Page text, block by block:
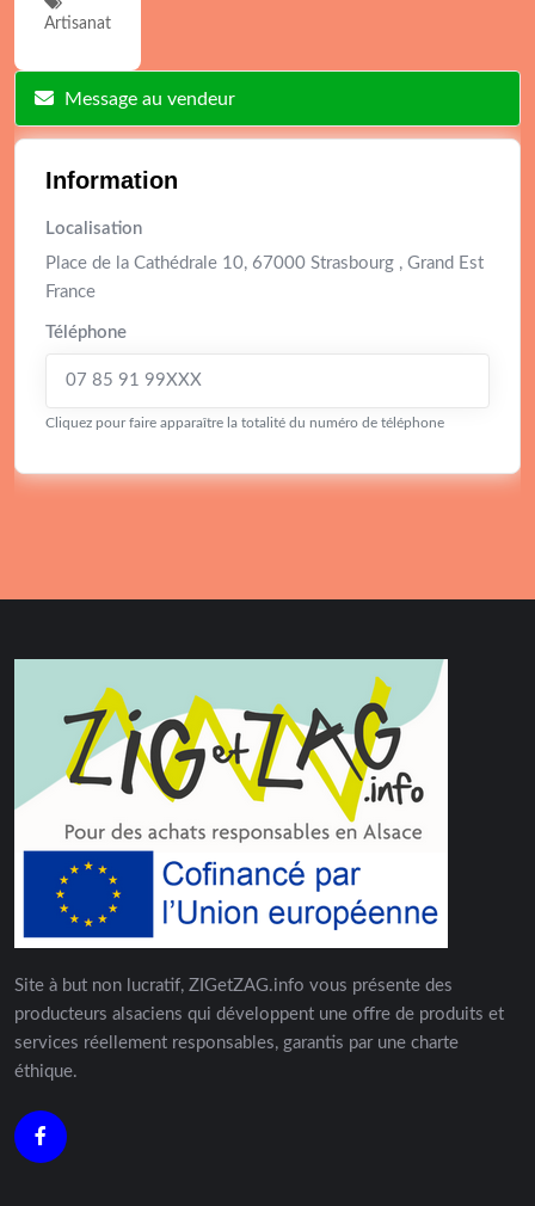
Artisanat
Message au vendeur
Information
Localisation
Place de la Cathédrale 10, 67000 Strasbourg , Grand Est
France
Téléphone
07 85 91 99XXX
Cliquez pour faire apparaître la totalité du numéro de téléphone
Site à but non lucratif, ZIGetZAG.info vous présente des
producteurs alsaciens qui développent une offre de produits et
services réellement responsables, garantis par une charte
éthique.